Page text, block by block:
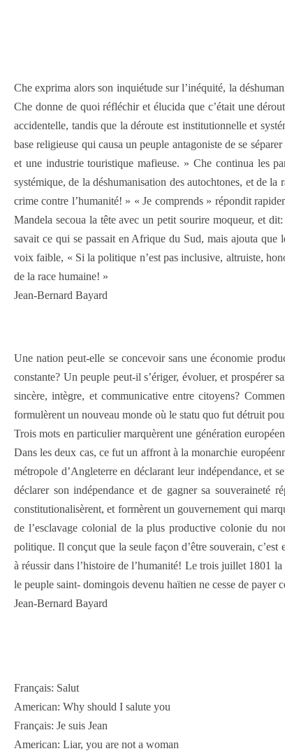
Che exprima alors son inquiétude sur l’inéquité, la
Che donne de quoi réfléchir et élucida que c’était une
accidentelle, tandis que la déroute est institutionnelle et
base religieuse qui causa un peuple antagoniste de se
et une industrie touristique mafieuse. » Che continua les
systémique, de la déshumanisation des autochtones, et de
crime contre l’humanité! » « Je comprends » répondit
Mandela secoua la tête avec un petit sourire moqueur, et
savait ce qui se passait en Afrique du Sud, mais ajouta que
voix faible, « Si la politique n’est pas inclusive, altruiste,
de la race humaine! »
Jean-Bernard Bayard
Une nation peut-elle se concevoir sans une économie
constante? Un peuple peut-il s’ériger, évoluer, et prospérer
sincère, intègre, et communicative entre citoyens?
formulèrent un nouveau monde où le statu quo fut détruit
Trois mots en particulier marquèrent une génération
Dans les deux cas, ce fut un affront à la monarchie
métropole d’Angleterre en déclarant leur indépendance, et
déclarer son indépendance et de gagner sa souveraineté
constitutionalisèrent, et formèrent un gouvernement qui
de l’esclavage colonial de la plus productive colonie du
politique. Il conçut que la seule façon d’être souverain,
à réussir dans l’histoire de l’humanité! Le trois juillet 1801
le peuple saint- domingois devenu haïtien ne cesse de payer
Jean-Bernard Bayard
Français: Salut
American: Why should I salute you
Français: Je suis Jean
American: Liar, you are not a woman